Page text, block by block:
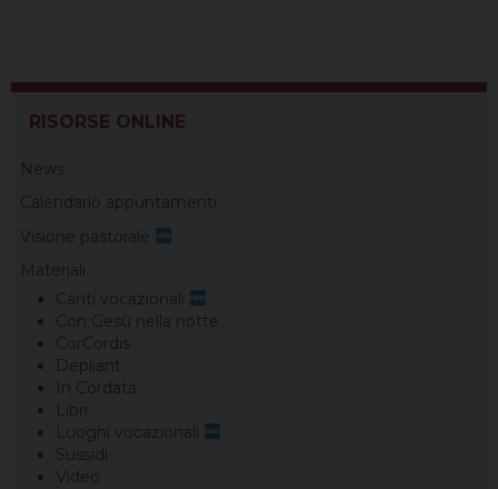
RISORSE ONLINE
News
Calendario appuntamenti
Visione pastorale
Materiali
Canti vocazionali
Con Gesù nella notte
CorCordis
Depliant
In Cordata
Libri
Luoghi vocazionali
Sussidi
Video